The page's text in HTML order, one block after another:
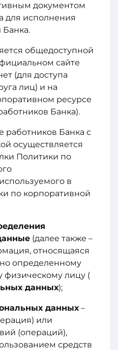
документом
для исполнения
общедоступной
сайте
(для доступа
лиц) и на
ресурсе
Банка).
работников Банка с
осуществляется
Политики по
в
по корпоративной
(далее также –
относящаяся
определенному
физическому лицу (
данных);
данных–
или
(операций),
средств